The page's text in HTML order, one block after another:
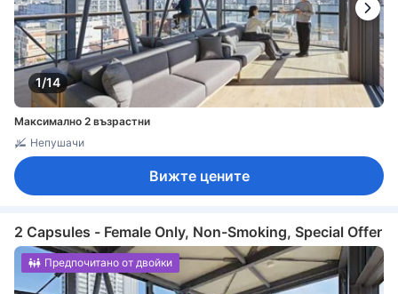
1/14
Максимално 2 възрастни
Непушачи
Вижте цените
2 Capsules - Female Only, Non-Smoking, Special Offer
Предпочитано от двойки